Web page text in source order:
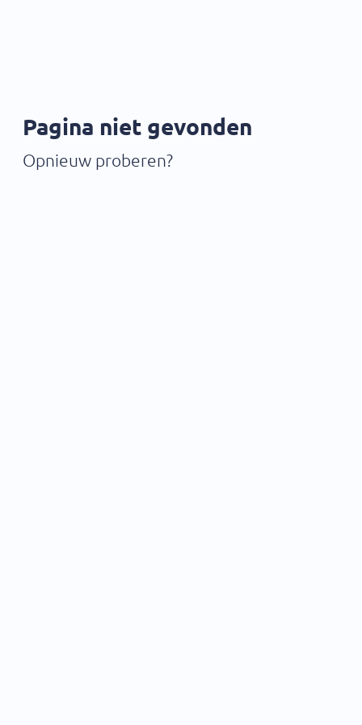
Pagina niet gevonden
Opnieuw proberen?